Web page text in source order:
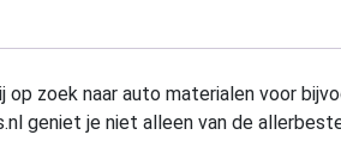
zoek naar auto materialen voor
geniet je niet alleen van de